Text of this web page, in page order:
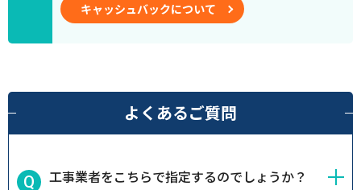
キャッシュバックについて
よくあるご質問
工事業者をこちらで指定するのでしょうか？